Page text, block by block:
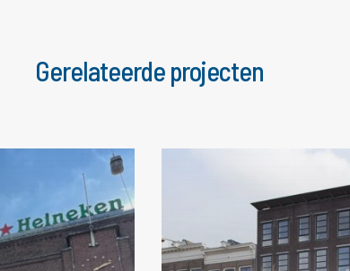
Gerelateerde projecten
Experience
Anne
Frank
Huis